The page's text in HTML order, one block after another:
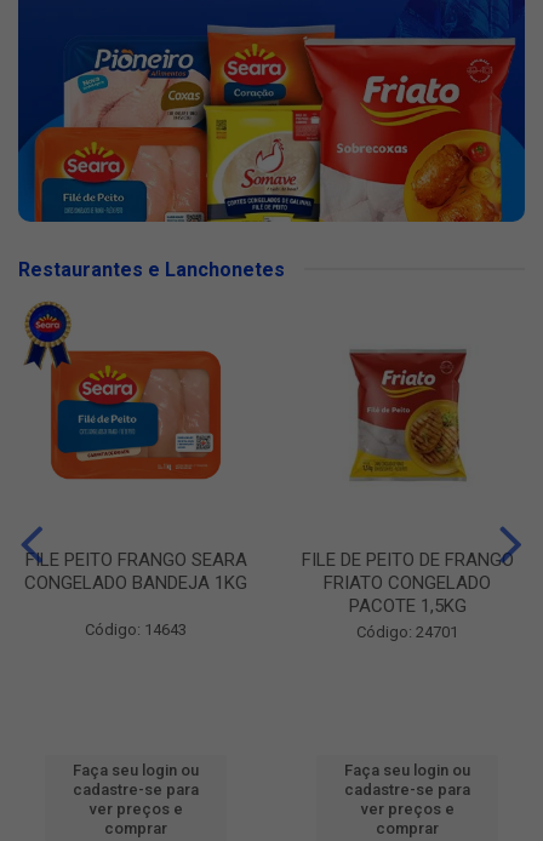
Restaurantes e Lanchonetes
FILE PEITO FRANGO SEARA
CONGELADO BANDEJA 1KG
Código: 14643
Faça seu login ou
cadastre-se para
ver preços e
comprar
FILE DE PEITO DE FRANGO
FRIATO CONGELADO
PACOTE 1,5KG
Código: 24701
Faça seu login ou
cadastre-se para
ver preços e
comprar